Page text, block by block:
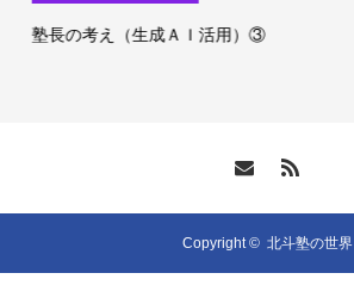
塾長の考え（生成ＡＩ活用）③
Copyright © 北斗塾の世界